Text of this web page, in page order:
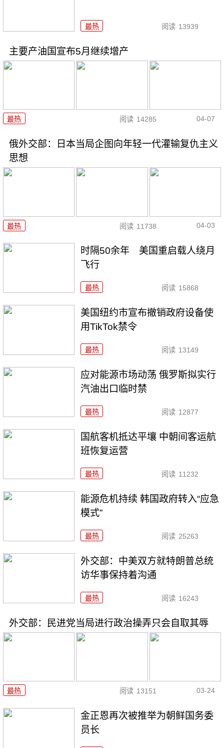
最热 阅读 13939
主要产油国宣布5月继续增产
最热 阅读 14285 04-07
俄外交部：日本当局企图向年轻一代灌输复仇主义
思想
最热 阅读 11738 04-03
时隔50余年 美国重启载人绕月
飞行
最热 阅读 15868
美国纽约市宣布撤销政府设备使
用TikTok禁令
最热 阅读 13149
应对能源市场动荡 俄罗斯拟实行
汽油出口临时禁
最热 阅读 12877
国航客机抵达平壤 中朝间客运航
班恢复运营
最热 阅读 11232
能源危机持续 韩国政府转入“应急
模式”
最热 阅读 25263
外交部：中美双方就特朗普总统
访华事保持着沟通
最热 阅读 16243
外交部：民进党当局进行政治操弄只会自取其辱
最热 阅读 13151 03-24
金正恩再次被推举为朝鲜国务委
员长